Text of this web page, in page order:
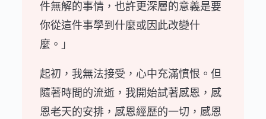
件無解的事情，也許更深層的意義是要
你從這件事學到什麼或因此改變什
麼。」
起初，我無法接受，心中充滿憤恨。但
隨著時間的流逝，我開始試著感恩，感
恩老天的安排，感恩經歷的一切，感恩